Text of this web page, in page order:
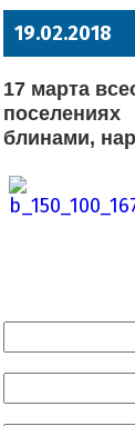
19.02.2018
17 марта
поселениях
блинами,